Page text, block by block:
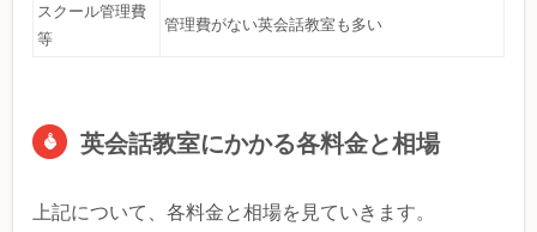
スクール管理費
等
管理費がない英会話教室も多い
英会話教室にかかる各料金と相場
上記について、各料金と相場を見ていきます。